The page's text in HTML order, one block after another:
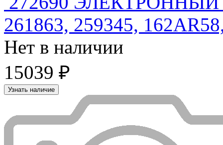
261863, 259345,
Нет в наличии
15039 ₽
Узнать наличие